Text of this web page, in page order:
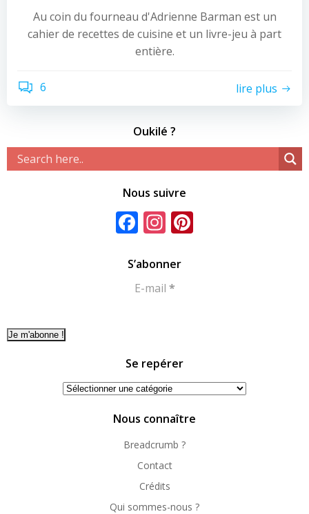
Au coin du fourneau d'Adrienne Barman est un
cahier de recettes de cuisine et un livre-jeu à part
entière.
6 lire plus
Oukilé ?
Nous suivre
Facebook
Instagram
S’abonner
E-mail *
Se repérer
Se
Nous connaître
Breadcrumb ?
Contact
Crédits
Qui sommes-nous ?